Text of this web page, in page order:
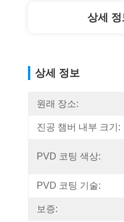
상세 정
상세 정보
원래 장소:
진공 챔버 내부 크기:
PVD 코팅 색상:
PVD 코팅 기술:
보증: